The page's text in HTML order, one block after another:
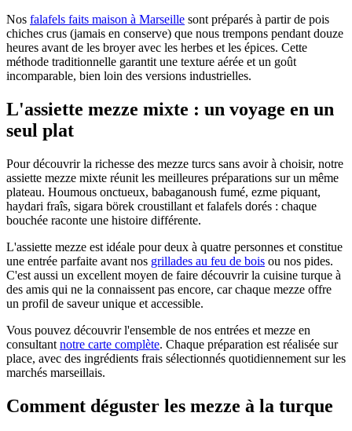
Nos falafels faits maison à Marseille sont préparés à partir de pois
chiches crus (jamais en conserve) que nous trempons pendant douze
heures avant de les broyer avec les herbes et les épices. Cette
méthode traditionnelle garantit une texture aérée et un goût
incomparable, bien loin des versions industrielles.
L'assiette mezze mixte : un voyage en un
seul plat
Pour découvrir la richesse des mezze turcs sans avoir à choisir, notre
assiette mezze mixte réunit les meilleures préparations sur un même
plateau. Houmous onctueux, babaganoush fumé, ezme piquant,
haydari fraîs, sigara börek croustillant et falafels dorés : chaque
bouchée raconte une histoire différente.
L'assiette mezze est idéale pour deux à quatre personnes et constitue
une entrée parfaite avant nos grillades au feu de bois ou nos pides.
C'est aussi un excellent moyen de faire découvrir la cuisine turque à
des amis qui ne la connaissent pas encore, car chaque mezze offre
un profil de saveur unique et accessible.
Vous pouvez découvrir l'ensemble de nos entrées et mezze en
consultant notre carte complète. Chaque préparation est réalisée sur
place, avec des ingrédients frais sélectionnés quotidiennement sur les
marchés marseillais.
Comment déguster les mezze à la turque